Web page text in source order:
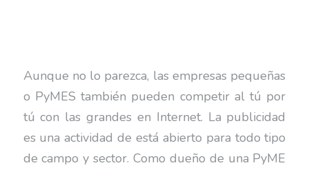
Aunque no lo parezca, las empresas pequeñas
o PyMES también pueden competir al tú por
tú con las grandes en Internet. La publicidad
es una actividad de está abierto para todo tipo
de campo y sector. Como dueño de una PyME